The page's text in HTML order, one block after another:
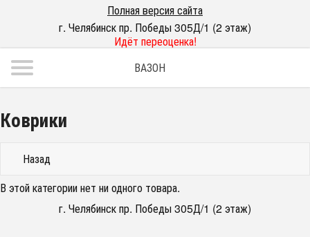
Полная версия сайта
г. Челябинск пр. Победы 305Д/1 (2 этаж)
Идёт переоценка!
ВАЗОН
Коврики
Назад
В этой категории нет ни одного товара.
г. Челябинск пр. Победы 305Д/1 (2 этаж)